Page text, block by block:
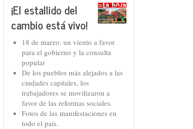
¡El estallido del
cambio está vivo!
18 de marzo: un viento a favor
para el gobierno y la consulta
popular
De los pueblos más alejados a las
ciudades capitales, los
trabajadores se movilizaron a
favor de las reformas sociales.
Fotos de las manifestaciones en
todo el país.